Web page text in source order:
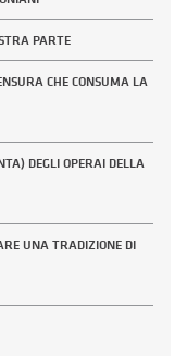
PARTE
CHE CONSUMA LA
DEGLI OPERAI DELLA
UNA TRADIZIONE DI